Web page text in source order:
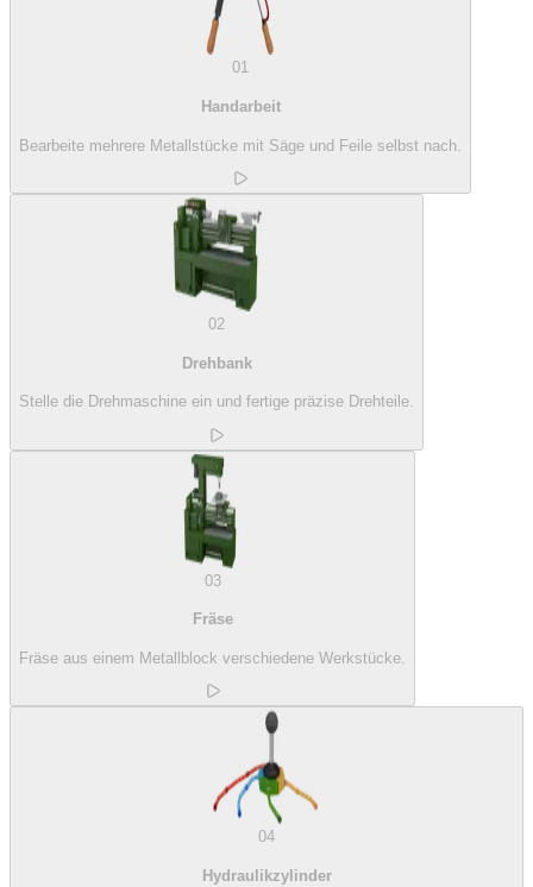
01
Handarbeit
Bearbeite mehrere Metallstücke mit Säge und Feile selbst nach.
02
Drehbank
Stelle die Drehmaschine ein und fertige präzise Drehteile.
03
Fräse
Fräse aus einem Metallblock verschiedene Werkstücke.
04
Hydraulikzylinder